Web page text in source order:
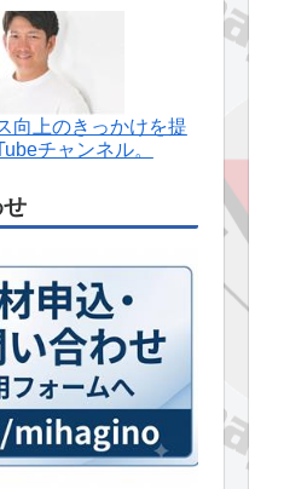
向上のきっかけを提
チャンネル。